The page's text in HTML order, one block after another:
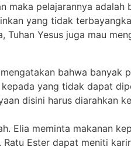
maka pelajarannya
yang tidak
Yesus juga mau
bahwa banyak
yang tidak dapat
disini harus diarahkan
Elia meminta makanan
Ester dapat meniti